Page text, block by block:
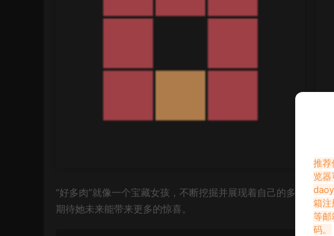
“好多肉”就像一个宝藏女孩，不断挖掘并展现着自己的多元魅力
期待她未来能带来更多的惊喜。
推荐
览器
箱注
等邮
码。